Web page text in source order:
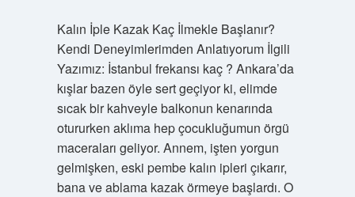
Kalın İple Kazak Kaç İlmekle Başlanır?
Kendi Deneyimlerimden Anlatıyorum İlgili
Yazımız: İstanbul frekansı kaç ? Ankara’da
kışlar bazen öyle sert geçiyor ki, elimde
sıcak bir kahveyle balkonun kenarında
otururken aklıma hep çocukluğumun örgü
maceraları geliyor. Annem, işten yorgun
gelmişken, eski pembe kalın ipleri çıkarır,
bana ve ablama kazak örmeye başlardı. O